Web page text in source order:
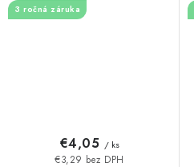
3 ročná záruka
€3,29 bez DPH
€4,05 / ks